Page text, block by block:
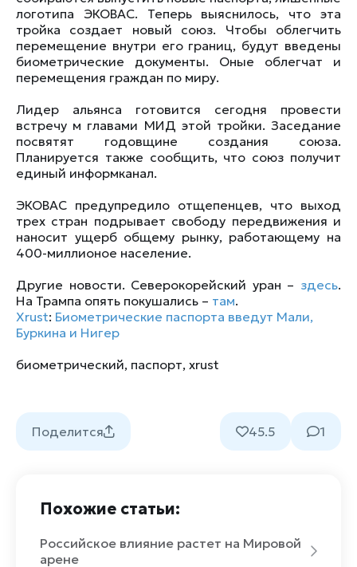
логотипа ЭКОВАС. Теперь выяснилось, что эта
тройка создает новый союз. Чтобы облегчить
перемещение внутри его границ, будут введены
биометрические документы. Оные облегчат и
перемещения граждан по миру.
Лидер альянса готовится сегодня провести
встречу м главами МИД этой тройки. Заседание
посвятят годовщине создания союза.
Планируется также сообщить, что союз получит
единый информканал.
ЭКОВАС предупредило отщепенцев, что выход
трех стран подрывает свободу передвижения и
наносит ущерб общему рынку, работающему на
400-миллионое население.
Другие новости. Северокорейский уран – здесь.
На Трампа опять покушались – там.
Xrust: Биометрические паспорта введут Мали,
Буркина и Нигер
биометрический, паспорт, xrust
Поделится 45.5 1
Похожие статьи:
Российское влияние растет на Мировой
арене